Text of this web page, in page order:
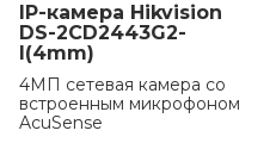
IP-камера Hikvision
DS-2CD2443G2-
I(4mm)
4МП сетевая камера со
встроенным микрофоном
AcuSense